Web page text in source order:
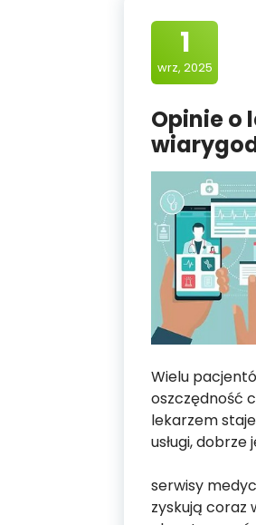
1
wrz, 2025
Opinie o
Wielu
oszczędność
lekarzem
usługi,
serwisy
zyskują coraz